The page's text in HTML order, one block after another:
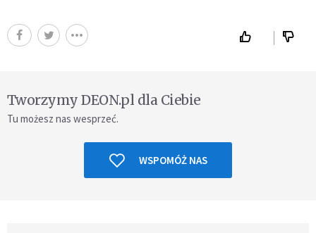
Tworzymy DEON.pl dla Ciebie
Tu możesz nas wesprzeć.
WSPOMÓŻ NAS